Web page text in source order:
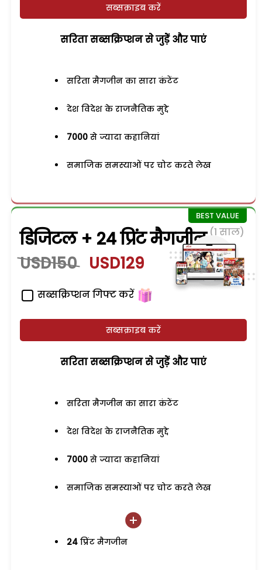
सब्सक्राइब करें
सरिता सब्सक्रिप्शन से जुड़ेें और पाएं
सरिता मैगजीन का सारा कंटेंट
देश विदेश के राजनैतिक मुद्दे
7000 से ज्यादा कहानियां
समाजिक समस्याओं पर चोट करते लेख
डिजिटल + 24 प्रिंट मैगजीन (1 साल)
USD150 USD129
सब्सक्रिप्शन गिफ्ट करें
सब्सक्राइब करें
सरिता सब्सक्रिप्शन से जुड़ेें और पाएं
सरिता मैगजीन का सारा कंटेंट
देश विदेश के राजनैतिक मुद्दे
7000 से ज्यादा कहानियां
समाजिक समस्याओं पर चोट करते लेख
24 प्रिंट मैगजीन